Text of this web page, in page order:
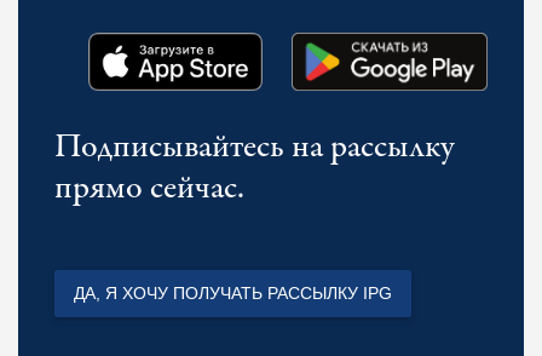
Подписывайтесь на рассылку
прямо сейчас.
ДА, Я ХОЧУ ПОЛУЧАТЬ РАССЫЛКУ IPG